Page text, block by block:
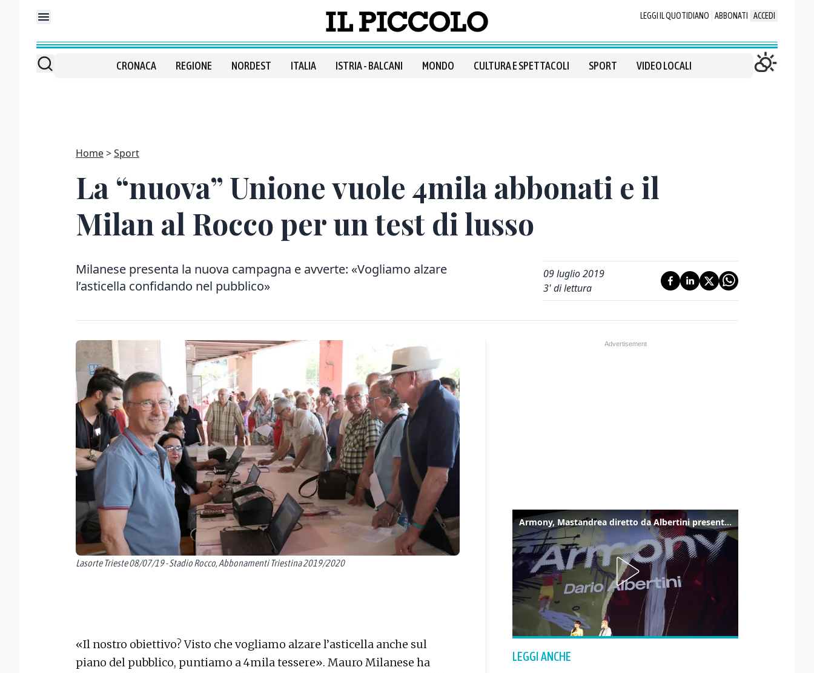
LEGGI IL QUOTIDIANO ABBONATI ACCEDI
CRONACA REGIONE NORDEST ITALIA ISTRIA - BALCANI MONDO CULTURA E SPETTACOLI SPORT VIDEO LOCALI
Home Sport
La “nuova” Unione vuole 4mila abbonati e il
Milan al Rocco per un test di lusso
Milanese presenta la nuova campagna e avverte: «Vogliamo alzare
l’asticella confidando nel pubblico»
09 luglio 2019
3' di lettura
Lasorte Trieste 08/07/19 - Stadio Rocco, Abbonamenti Triestina 2019/2020
«Il nostro obiettivo? Visto che vogliamo alzare l’asticella anche sul
piano del pubblico, puntiamo a 4mila tessere». Mauro Milanese ha
Armony, Mastandrea diretto da Albertini presenta la sua famiglia diversa ma felice
LEGGI ANCHE